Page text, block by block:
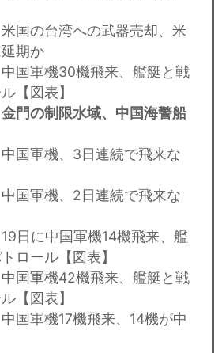
国の台湾への武器売却、米
期か
国軍機30機飛来、艦艇と戦
【図表】
金門の制限水域、中国海警船
国軍機、3日連続で飛来な
国軍機、2日連続で飛来な
日に中国軍機14機飛来、艦
ロール【図表】
国軍機42機飛来、艦艇と戦
【図表】
国軍機17機飛来、14機が中